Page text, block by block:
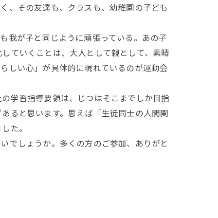
、その友達も、クラスも、幼稚園の子ども
我が子と同じように頑張っている。あの子
ていくことは、大人として親として、素晴
しい心」が具体的に現れているのが運動会
学習指導要領は、じつはそこまでしか目指
ると思います。思えば「生徒同士の人間関
た。
でしょうか。多くの方のご参加、ありがと